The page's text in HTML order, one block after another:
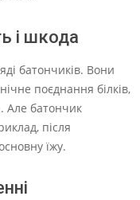
і шкода
батончиків. Вони
поєднання білків,
Але батончик
після
їжу.